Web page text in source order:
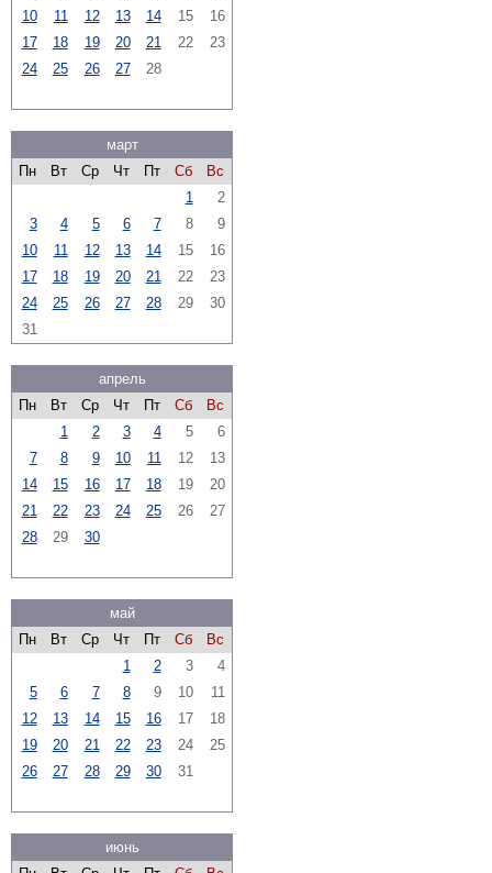
10
11 12 13 14 15
16
17
18 19 20 21 22
23
24
25 26 27 28
март
Пн
Вт Ср Чт Пт Сб
Вс
1
2
3
4 5 6 7 8
9
10
11 12 13 14 15
16
17
18 19 20 21 22
23
24
25 26 27 28 29
30
31
апрель
Пн
Вт Ср Чт Пт Сб
Вс
1
2 3 4 5
6
7
8 9 10 11 12
13
14
15 16 17 18 19
20
21
22 23 24 25 26
27
28
29 30
май
Пн
Вт Ср Чт Пт Сб
Вс
1
2 3
4
5
6 7 8 9 10
11
12
13 14 15 16 17
18
19
20 21 22 23 24
25
26
27 28 29 30 31
июнь